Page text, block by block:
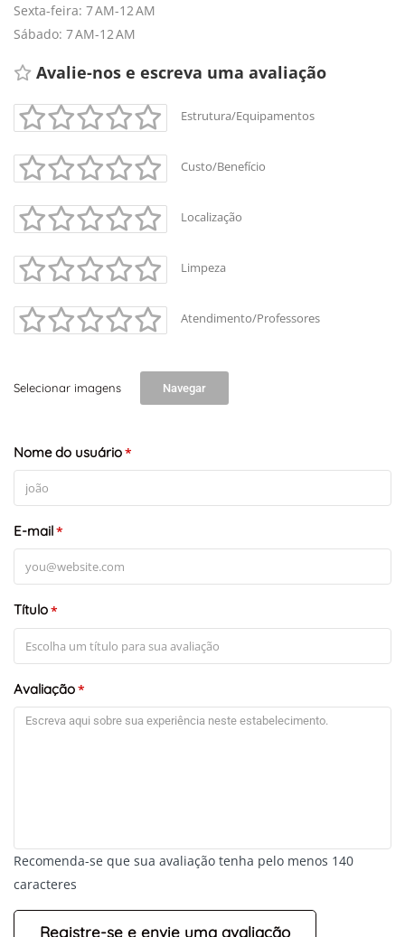
+-
Leaflet
Sexta-feira: 7 AM-12 AM
Sábado: 7 AM-12 AM
Avalie-nos e escreva uma avaliação
Estrutura/Equipamentos
Custo/Benefício
Localização
Limpeza
Atendimento/Professores
Selecionar imagens Navegar
Nome do usuário*
E-mail*
Título*
Avaliação*
Recomenda-se que sua avaliação tenha pelo menos 140
caracteres